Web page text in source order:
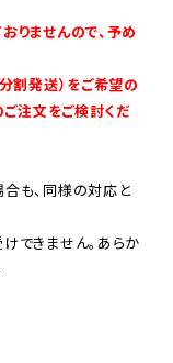
りませんので、予め
割発送）をご希望の
ご注文をご検討くだ
も、同様の対応と
できません。あらか